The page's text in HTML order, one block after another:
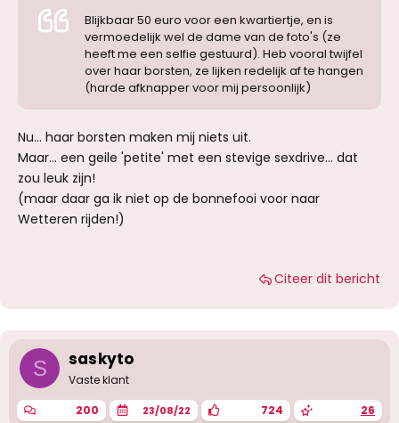
Blijkbaar 50 euro voor een kwartiertje, en is
vermoedelijk wel de dame van de foto's (ze
heeft me een selfie gestuurd). Heb vooral twijfel
over haar borsten, ze lijken redelijk af te hangen
(harde afknapper voor mij persoonlijk)
Nu... haar borsten maken mij niets uit.
Maar... een geile 'petite' met een stevige sexdrive... dat
zou leuk zijn!
(maar daar ga ik niet op de bonnefooi voor naar
Wetteren rijden!)
Citeer dit bericht
S saskyto
Vaste klant
200 23/08/22 724 26